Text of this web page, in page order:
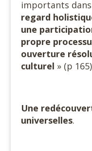
importants
regard
une
propre
ouverture
culturel » (p
Une
universelles.